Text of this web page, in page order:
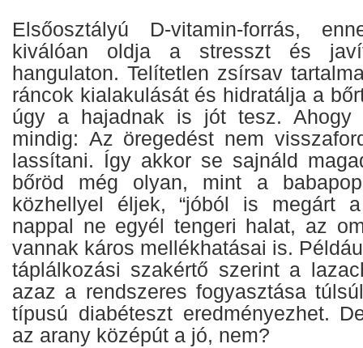
Elsőosztályú D-vitamin-forrás,
kiválóan oldja a stresszt és
hangulaton. Telítetlen zsírsav
ráncok kialakulását és hidratálja a
úgy a hajadnak is jót tesz. Ahogy
mindig: Az öregedést nem
lassítani. Így akkor se sajnáld
bőröd még olyan, mint a
közhellyel éljek, “jóból is megárt
nappal ne egyél tengeri halat, az
vannak káros mellékhatásai is.
táplálkozási szakértő szerint a
azaz a rendszeres fogyasztása
típusú diabéteszt eredményezhet.
az arany középút a jó, nem?